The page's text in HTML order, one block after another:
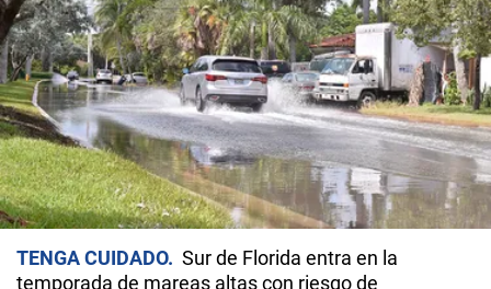
TENGA CUIDADO
Sur de Florida entra en la
temporada de mareas altas con riesgo de